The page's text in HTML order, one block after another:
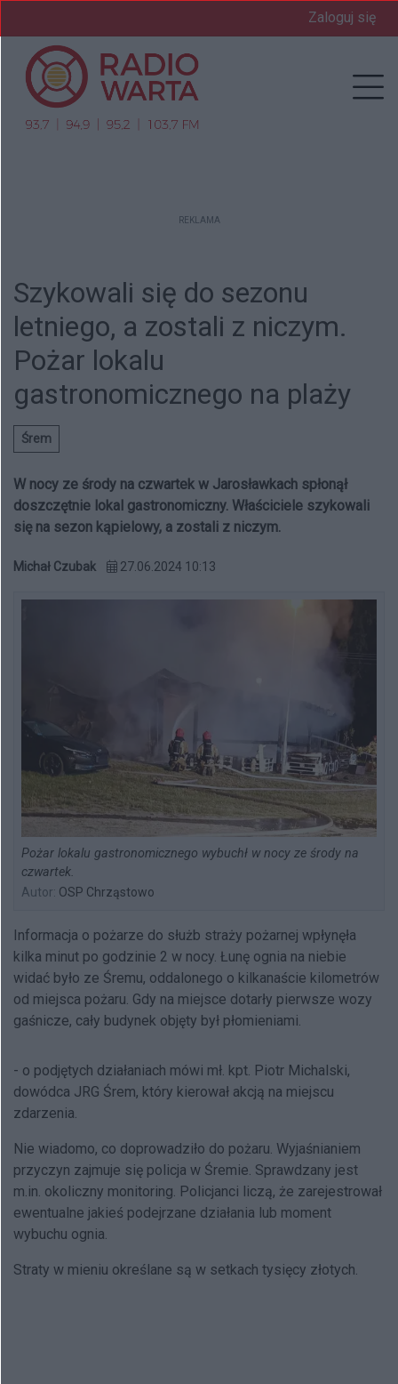
Zaloguj się
REKLAMA
Szykowali się do sezonu
letniego, a zostali z niczym.
Pożar lokalu
gastronomicznego na plaży
Śrem
W nocy ze środy na czwartek w Jarosławkach spłonął
doszczętnie lokal gastronomiczny. Właściciele szykowali
się na sezon kąpielowy, a zostali z niczym.
Michał Czubak 27.06.2024 10:13
Pożar lokalu gastronomicznego wybuchł w nocy ze środy na
czwartek.
Autor: OSP Chrząstowo
Informacja o pożarze do służb straży pożarnej wpłynęła
kilka minut po godzinie 2 w nocy. Łunę ognia na niebie
widać było ze Śremu, oddalonego o kilkanaście kilometrów
od miejsca pożaru. Gdy na miejsce dotarły pierwsze wozy
gaśnicze, cały budynek objęty był płomieniami.
- o podjętych działaniach mówi mł. kpt. Piotr Michalski,
dowódca JRG Śrem, który kierował akcją na miejscu
zdarzenia.
Nie wiadomo, co doprowadziło do pożaru. Wyjaśnianiem
przyczyn zajmuje się policja w Śremie. Sprawdzany jest
m.in. okoliczny monitoring. Policjanci liczą, że zarejestrował
ewentualne jakieś podejrzane działania lub moment
wybuchu ognia.
Straty w mieniu określane są w setkach tysięcy złotych.